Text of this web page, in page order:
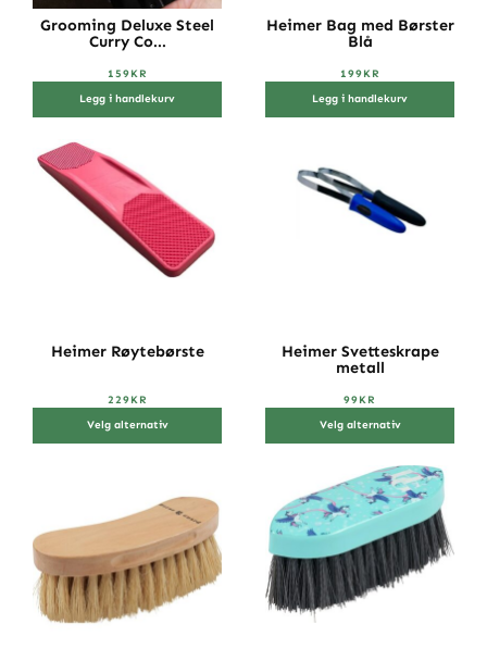
Grooming Deluxe Steel
Curry Co...
159KR
Legg i handlekurv
Heimer Bag med Børster
Blå
199KR
Legg i handlekurv
Heimer Røytebørste
229KR
Velg alternativ
Heimer Svetteskrape
metall
99KR
Velg alternativ